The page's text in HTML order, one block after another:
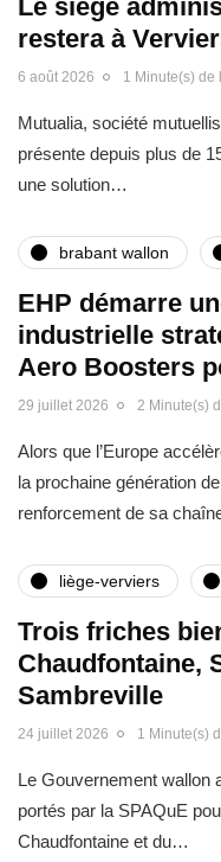
Le siège
restera à
6 août 2026 1 Minute(s) de
Mutualia, société
présente depuis plus de
une solution…
brabant wallon
EHP démarre
industrielle
Aero Boosters
29 juillet 2026 2 Minute(s)
Alors que l’Europe
la prochaine génération
renforcement de sa
liège-verviers
Trois friches
Chaudfontaine,
Sambreville
24 juillet 2026 1 Minute(s)
Le Gouvernement wallon
portés par la SPAQuE
Chaudfontaine et du…